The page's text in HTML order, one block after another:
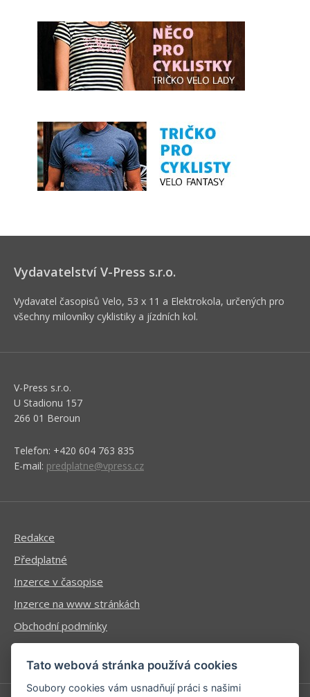
Vydavatelství V-Press s.r.o.
Vydavatel časopisů Velo, 53 x 11 a Elektrokola, určených pro
všechny milovníky cyklistiky a jízdních kol.
V-Press s.r.o.
U Stadionu 157
266 01 Beroun
Telefon: +420 604 763 835
E-mail: predplatne@vpress.cz
Redakce
Předplatné
Inzerce v časopise
Inzerce na www stránkách
Obchodní podmínky
Ochrana osobních údajů
Tato webová stránka používá cookies
Soubory cookies vám usnadňují práci s našimi